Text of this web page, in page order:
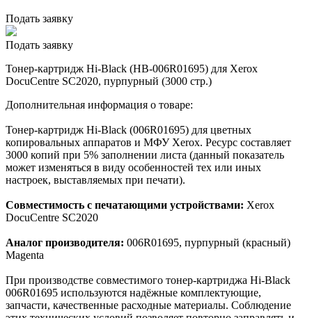
Подать заявку
Подать заявку
Тонер-картридж Hi-Black (HB-006R01695) для Xerox
DocuCentre SC2020, пурпурный (3000 стр.)
Дополнительная информация о товаре:
Тонер-картридж Hi-Black (006R01695) для цветных
копировальных аппаратов и МФУ Xerox. Ресурс составляет
3000 копий при 5% заполнении листа (данный показатель
может изменяться в виду особенностей тех или иных
настроек, выставляемых при печати).
Совместимость с печатающими устройствами: Xerox
DocuCentre SC2020
Аналог производителя: 006R01695, пурпурный (красный)
Magenta
При производстве совместимого тонер-картриджа Hi-Black
006R01695 используются надёжные комплектующие,
запчасти, качественные расходные материалы. Соблюдение